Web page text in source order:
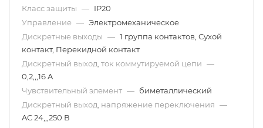
Класс защиты — IP20
Управление — Электромеханическое
Дискретные выходы — 1 группа контактов, Сухой
контакт, Перекидной контакт
Дискретный выход, ток коммутируемой цепи —
0,2,,,16 A
Чувствительный элемент — биметаллический
Дискретный выход, напряжение переключения —
AC 24,,,250 В